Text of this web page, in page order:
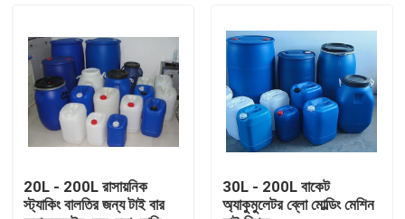
20L - 200L রাসায়নিক
স্ট্যাকিং বালতির জন্য টাই বার
30L - 200L বাকেট
অ্যাকুমুলেটর ব্লো মোল্ডিং মেশিন